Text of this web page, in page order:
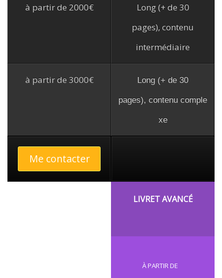
à partir de 2000€
à partir de 3000€
Me contacter
Long (+ de 30
pages), contenu
intermédiaire
Long (+ de 30
pages), contenu comple
xe
LIVRET AVANCÉ
À PARTIR DE